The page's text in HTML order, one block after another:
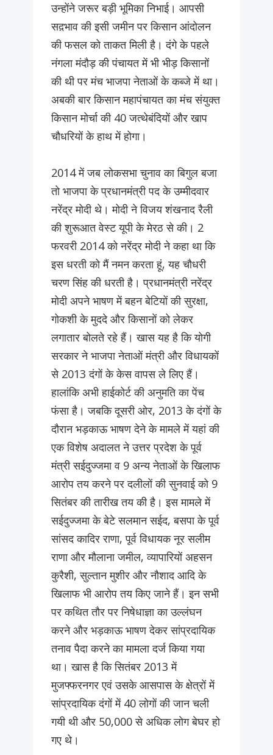
उन्होंने जरूर बड़ी भूमिका निभाई। आपसी
सद़भाव की इसी जमीन पर किसान आंदोलन
की फसल को ताकत मिली है। दंगे के पहले
नंगला मंदौड़ की पंचायत में भी भीड़ किसानों
की थी पर मंच भाजपा नेताओं के कब्जे में था।
अबकी बार किसान महापंचायत का मंच संयुक्त
किसान मोर्चा की 40 जत्थेबंदियों और खाप
चौधरियों के हाथ में होगा।
2014 में जब लोकसभा चुनाव का बिगुल बजा
तो भाजपा के प्रधानमंत्री पद के उम्मीदवार
नरेंद्र मोदी थे। मोदी ने विजय शंखनाद रैली
की शुरूआत वेस्ट यूपी के मेरठ से की। 2
फरवरी 2014 को नरेंद्र मोदी ने कहा था कि
इस धरती को मैं नमन करता हूं, यह चौधरी
चरण सिंह की धरती है। प्रधानमंत्री नरेंद्र
मोदी अपने भाषण में बहन बेटियों की सुरक्षा,
गोकशी के मुददे और किसानों को लेकर
लगातार बोलते रहे हैं। खास यह है कि योगी
सरकार ने भाजपा नेताओं मंत्री और विधायकों
से 2013 दंगों के केस वापस ले लिए हैं।
हालांकि अभी हाईकोर्ट की अनुमति का पेंच
फंसा है। जबकि दूसरी ओर, 2013 के दंगों के
दौरान भड़काऊ भाषण देने के मामले में यहां की
एक विशेष अदालत ने उत्तर प्रदेश के पूर्व
मंत्री सईदुज्जमा व 9 अन्य नेताओं के खिलाफ
आरोप तय करने पर दलीलों की सुनवाई को 9
सितंबर की तारीख तय की है। इस मामले में
सईदुज्जमा के बेटे सलमान सईद, बसपा के पूर्व
सांसद कादिर राणा, पूर्व विधायक नूर सलीम
राणा और मौलाना जमील, व्यापारियों अहसन
कुरैशी, सुल्तान मुशीर और नौशाद आदि के
खिलाफ भी आरोप तय किए जाने हैं। इन सभी
पर कथित तौर पर निषेधाज्ञा का उल्लंघन
करने और भड़काऊ भाषण देकर सांप्रदायिक
तनाव पैदा करने का मामला दर्ज किया गया
था। खास है कि सितंबर 2013 में
मुजफ्फरनगर एवं उसके आसपास के क्षेत्रों में
सांप्रदायिक दंगों में 40 लोगों की जान चली
गयी थी और 50,000 से अधिक लोग बेघर हो
गए थे।